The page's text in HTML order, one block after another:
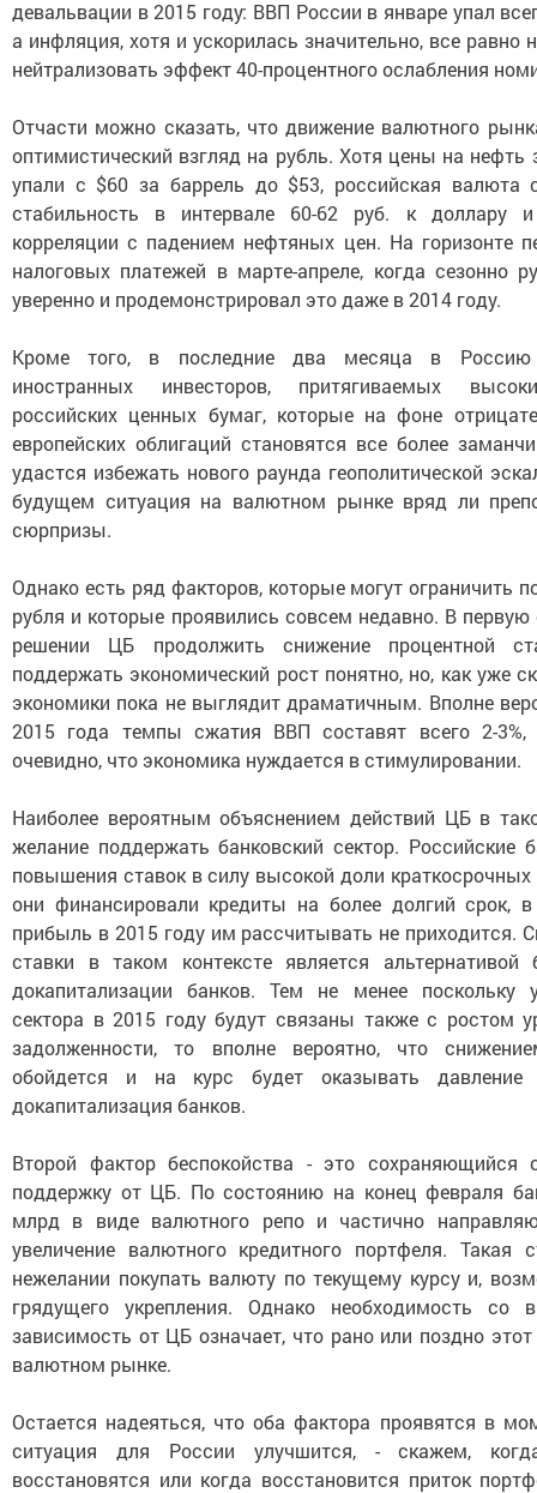
девальвации в 2015 году: ВВП России в январе упал
а инфляция, хотя и ускорилась значительно, все равно
нейтрализовать эффект 40-процентного ослабления
Отчасти можно сказать, что движение валютного
оптимистический взгляд на рубль. Хотя цены на нефть
упали с $60 за баррель до $53, российская валюта
стабильность в интервале 60-62 руб. к доллару
корреляции с падением нефтяных цен. На горизонте
налоговых платежей в марте-апреле, когда сезонно
уверенно и продемонстрировал это даже в 2014 году.
Кроме того, в последние два месяца в Россию
иностранных инвесторов, притягиваемых
российских ценных бумаг, которые на фоне
европейских облигаций становятся все более
удастся избежать нового раунда геополитической
будущем ситуация на валютном рынке вряд ли
сюрпризы.
Однако есть ряд факторов, которые могут ограничить
рубля и которые проявились совсем недавно. В первую
решении ЦБ продолжить снижение процентной
поддержать экономический рост понятно, но, как уже
экономики пока не выглядит драматичным. Вполне
2015 года темпы сжатия ВВП составят всего 2-
очевидно, что экономика нуждается в стимулировании.
Наиболее вероятным объяснением действий ЦБ в
желание поддержать банковский сектор. Российские
повышения ставок в силу высокой доли
они финансировали кредиты на более долгий срок, в
прибыль в 2015 году им рассчитывать не приходится.
ставки в таком контексте является альтернативой
докапитализации банков. Тем не менее поскольку
сектора в 2015 году будут связаны также с ростом
задолженности, то вполне вероятно, что
обойдется и на курс будет оказывать давление
докапитализация банков.
Второй фактор беспокойства - это сохраняющийся
поддержку от ЦБ. По состоянию на конец февраля
млрд в виде валютного репо и частично
увеличение валютного кредитного портфеля. Такая
нежелании покупать валюту по текущему курсу и,
грядущего укрепления. Однако необходимость со
зависимость от ЦБ означает, что рано или поздно
валютном рынке.
Остается надеяться, что оба фактора проявятся в
ситуация для России улучшится, - скажем,
восстановятся или когда восстановится приток